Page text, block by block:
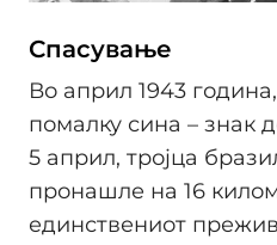
Спасување
Во април 1943
помалку сина – знак
5 април, тројца
пронашле на 16
единствениот